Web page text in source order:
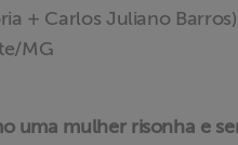
+ Carlos Juliano Barros)
MG
uma mulher risonha e